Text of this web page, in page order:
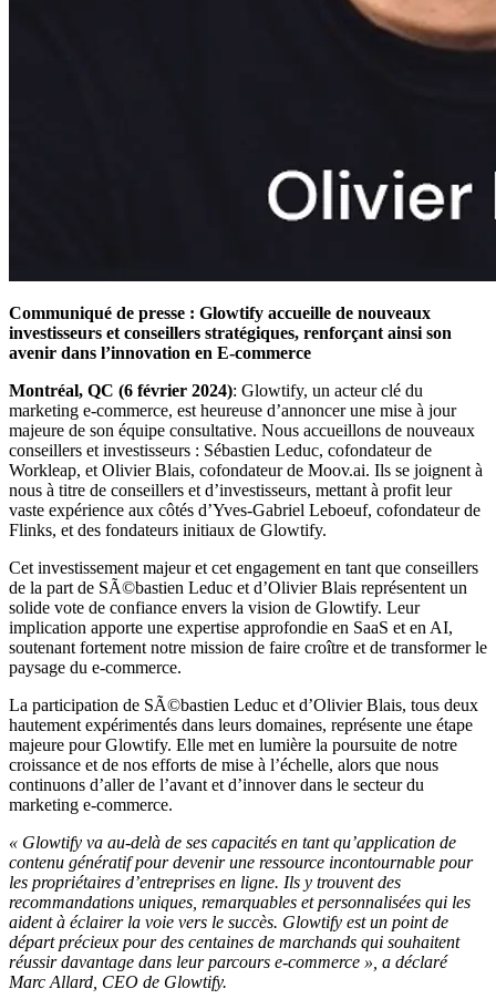
Communiqué de presse : Glowtify accueille de nouveaux
investisseurs et conseillers stratégiques, renforçant ainsi son
avenir dans l’innovation en E-commerce
Montréal, QC (6 février 2024): Glowtify, un acteur clé du
marketing e-commerce, est heureuse d’annoncer une mise à jour
majeure de son équipe consultative. Nous accueillons de nouveaux
conseillers et investisseurs : Sébastien Leduc, cofondateur de
Workleap, et Olivier Blais, cofondateur de Moov.ai. Ils se joignent à
nous à titre de conseillers et d’investisseurs, mettant à profit leur
vaste expérience aux côtés d’Yves-Gabriel Leboeuf, cofondateur de
Flinks, et des fondateurs initiaux de Glowtify.
Cet investissement majeur et cet engagement en tant que conseillers
de la part de SÃ©bastien Leduc et d’Olivier Blais représentent un
solide vote de confiance envers la vision de Glowtify. Leur
implication apporte une expertise approfondie en SaaS et en AI,
soutenant fortement notre mission de faire croître et de transformer le
paysage du e-commerce.
La participation de SÃ©bastien Leduc et d’Olivier Blais, tous deux
hautement expérimentés dans leurs domaines, représente une étape
majeure pour Glowtify. Elle met en lumière la poursuite de notre
croissance et de nos efforts de mise à l’échelle, alors que nous
continuons d’aller de l’avant et d’innover dans le secteur du
marketing e-commerce.
« Glowtify va au-delà de ses capacités en tant qu’application de
contenu génératif pour devenir une ressource incontournable pour
les propriétaires d’entreprises en ligne. Ils y trouvent des
recommandations uniques, remarquables et personnalisées qui les
aident à éclairer la voie vers le succès. Glowtify est un point de
départ précieux pour des centaines de marchands qui souhaitent
réussir davantage dans leur parcours e-commerce », a déclaré
Marc Allard, CEO de Glowtify.